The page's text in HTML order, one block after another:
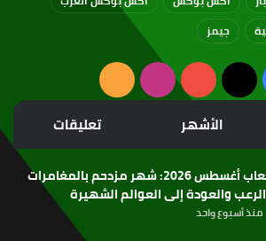
جيمز
فيسبوك
‫X
‫YouTubeانستقرامملخص
الموقع
RSS
الأشهر تعليقات
ألعاب أغسطس 2026: شهر مزدحم بالمغامرات
والعودة إلى العوالم الشهيرة
منذ أسبوع واحد